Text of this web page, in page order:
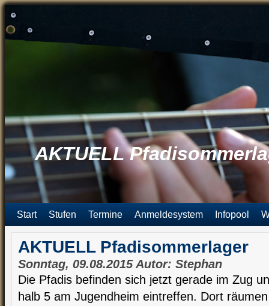
AKTUELL
Start Stufen Termine Anmeldesystem Infopool
AKTUELL Pfadisommerlager
Sonntag, 09.08.2015 Autor: Stephan
Die Pfadis befinden sich jetzt gerade im Zug
halb 5 am Jugendheim eintreffen. Dort